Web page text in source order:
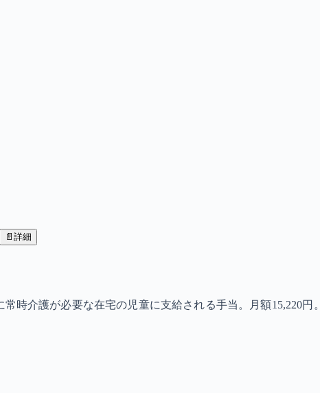
📄 詳細
時介護が必要な在宅の児童に支給される手当。月額15,220円。